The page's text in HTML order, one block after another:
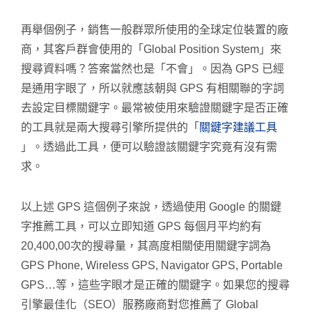
再舉個例子，銷售一般群眾所使用的全球定位裝置的廠
商，其客戶群會使用的「Global Position System」來
搜尋資料嗎？答案當然也是「不會」。因為 GPS 已經
是通用字眼了，所以就應該朝與 GPS 有相關聯的字詞
去設定目標關鍵字。最常被使用來驗證關鍵字是否正確
的工具就是兩大搜尋引擎所提供的「 關鍵字建議工具
」。透過此工具，便可以驗證該關鍵字究竟有沒有需
求。
以上述 GPS 這個例子來說，透過使用 Google 的關鍵
字推薦工具，可以立即知道 GPS 每個月平均約有
20,400,00次的搜尋量，其高度相關使用關鍵字詞為
GPS Phone, Wireless GPS, Navigator GPS, Portable
GPS…等，這些字眼才是正確的關鍵字。如果您的搜尋
引擎最佳化（SEO）服務廠商對您推薦了 Global